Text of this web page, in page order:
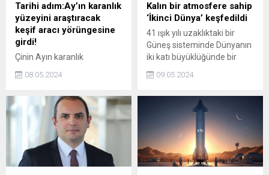
Tarihi adım:Ay’ın karanlık
yüzeyini araştıracak
keşif aracı yörüngesine
girdi!
Çinin Ayın karanlık
örnekleri toplamak üzere 3
"Chang-e 6" keşif aracının
yörüngeye girdiği bildirildi.
08.05.2024
Kalın bir atmosfere sahip
‘İkinci Dünya’ keşfedildi
41 ışık yılı uzaklıktaki bir
Güneş sisteminde Dünyanın
iki katı büyüklüğünde bir
bir atmosfer tespit edildi.
elverişli olduğu
düşünülmüyor.
09.05.2024